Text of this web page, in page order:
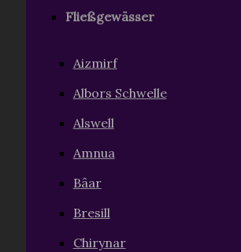
Fließgewässer
Aizmirf
Albors Schwelle
Alswell
Amnua
Bâar
Bresill
Chirynar